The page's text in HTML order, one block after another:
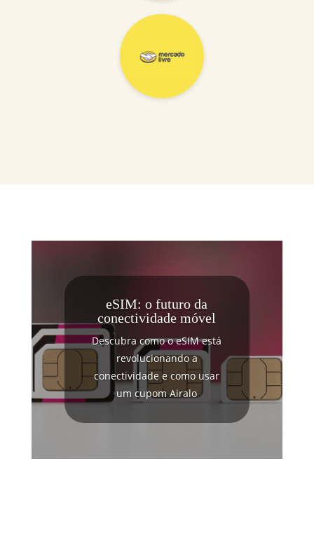
eSIM: o futuro da
conectividade móvel
Descubra como o eSIM está
revolucionando a
conectividade e como usar
um cupom Airalo